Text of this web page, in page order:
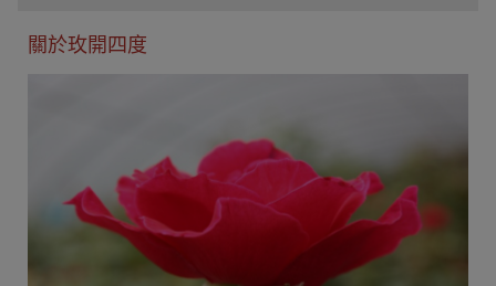
關於玫開四度